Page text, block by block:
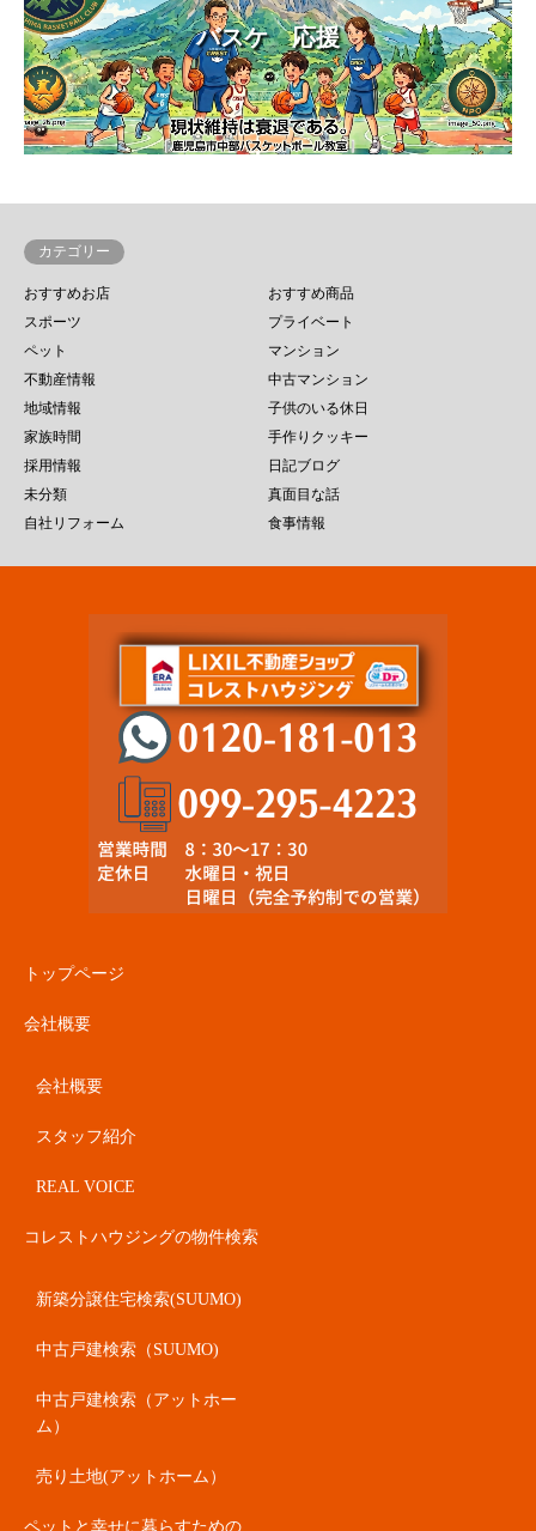
バスケ 応援
カテゴリー
おすすめお店
おすすめ商品
スポーツ
プライベート
ペット
マンション
不動産情報
中古マンション
地域情報
子供のいる休日
家族時間
手作りクッキー
採用情報
日記ブログ
未分類
真面目な話
自社リフォーム
食事情報
トップページ
会社概要
会社概要
スタッフ紹介
REAL VOICE
コレストハウジングの物件検索
新築分譲住宅検索(SUUMO)
中古戸建検索（SUUMO)
中古戸建検索（アットホー
ム）
売り土地(アットホーム）
ペットと幸せに暮らすための